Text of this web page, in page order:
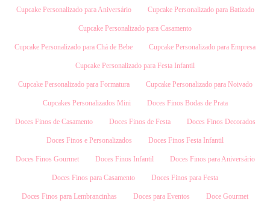
Cupcake Personalizado para Aniversário Cupcake Personalizado para Batizado
Cupcake Personalizado para Casamento
Cupcake Personalizado para Chá de Bebe Cupcake Personalizado para Empresa
Cupcake Personalizado para Festa Infantil
Cupcake Personalizado para Formatura Cupcake Personalizado para Noivado
Cupcakes Personalizados Mini Doces Finos Bodas de Prata
Doces Finos de Casamento Doces Finos de Festa Doces Finos Decorados
Doces Finos e Personalizados Doces Finos Festa Infantil
Doces Finos Gourmet Doces Finos Infantil Doces Finos para Aniversário
Doces Finos para Casamento Doces Finos para Festa
Doces Finos para Lembrancinhas Doces para Eventos Doce Gourmet